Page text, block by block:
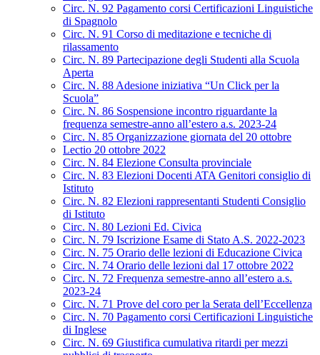
Circ. N. 92 Pagamento corsi Certificazioni Linguistiche
di Spagnolo
Circ. N. 91 Corso di meditazione e tecniche di
rilassamento
Circ. N. 89 Partecipazione degli Studenti alla Scuola
Aperta
Circ. N. 88 Adesione iniziativa “Un Click per la
Scuola”
Circ. N. 86 Sospensione incontro riguardante la
frequenza semestre-anno all’estero a.s. 2023-24
Circ. N. 85 Organizzazione giornata del 20 ottobre
Lectio 20 ottobre 2022
Circ. N. 84 Elezione Consulta provinciale
Circ. N. 83 Elezioni Docenti ATA Genitori consiglio di
Istituto
Circ. N. 82 Elezioni rappresentanti Studenti Consiglio
di Istituto
Circ. N. 80 Lezioni Ed. Civica
Circ. N. 79 Iscrizione Esame di Stato A.S. 2022-2023
Circ. N. 75 Orario delle lezioni di Educazione Civica
Circ. N. 74 Orario delle lezioni dal 17 ottobre 2022
Circ. N. 72 Frequenza semestre-anno all’estero a.s.
2023-24
Circ. N. 71 Prove del coro per la Serata dell’Eccellenza
Circ. N. 70 Pagamento corsi Certificazioni Linguistiche
di Inglese
Circ. N. 69 Giustifica cumulativa ritardi per mezzi